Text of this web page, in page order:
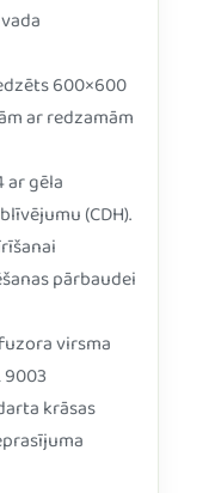
600×600
ar redzamām
gēla
(CDH).
pārbaudei
virsma
krāsas